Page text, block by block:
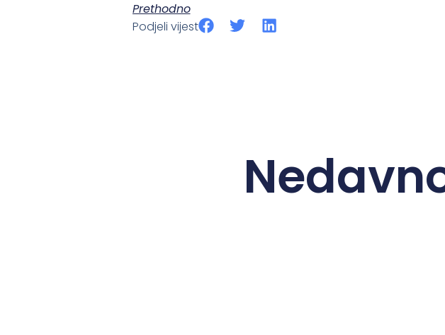
Prethodno
Podjeli vijest